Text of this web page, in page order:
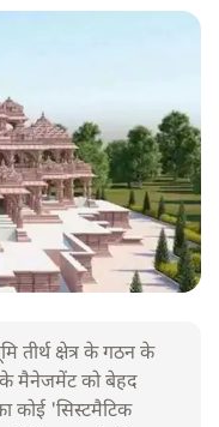
तीर्थ क्षेत्र के गठन के
मैनेजमेंट को बेहद
कोई 'सिस्टमैटिक